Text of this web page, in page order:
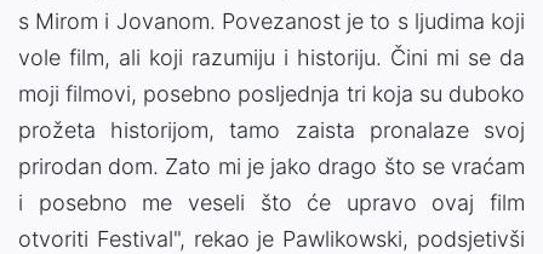
s Mirom i Jovanom. Povezanost je to s ljudima koji
vole film, ali koji razumiju i historiju. Čini mi se da
moji filmovi, posebno posljednja tri koja su duboko
prožeta historijom, tamo zaista pronalaze svoj
prirodan dom. Zato mi je jako drago što se vraćam
i posebno me veseli što će upravo ovaj film
otvoriti Festival", rekao je Pawlikowski, podsjetivši